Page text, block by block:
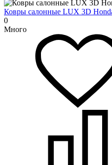
Ковры салонные LUX 3D
0
Много